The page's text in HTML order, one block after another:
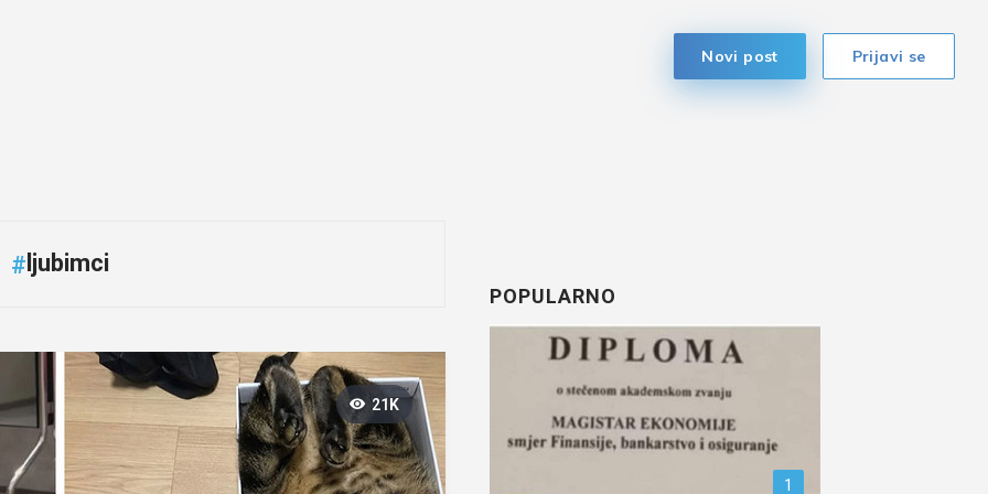
Prijavi se
Novi post
# ljubimci
21K
POPULARNO
1